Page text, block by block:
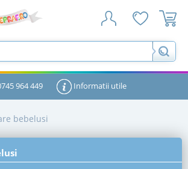
964 449 Informatii utile
bebelusi